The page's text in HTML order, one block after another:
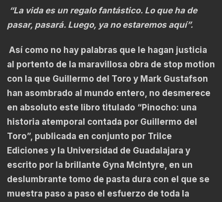
“La vida es un regalo fantástico. Lo que ha de
pasar, pasará. Luego, ya no estaremos aquí”.
Así como no hay palabras que le hagan justicia
al portento de la maravillosa obra de stop motion
con la que Guillermo del Toro y Mark Gustafson
han asombrado al mundo entero, no desmerece
en absoluto este libro titulado “Pinocho: una
historia atemporal contada por Guillermo del
Toro”, publicada en conjunto por Trilce
Ediciones y la Universidad de Guadalajara y
escrito por la brillante Gyna McIntyre, en un
deslumbrante tomo de pasta dura con el que se
muestra paso a paso el esfuerzo de toda la